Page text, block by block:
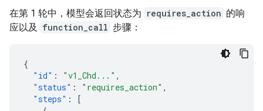
在第 1 轮中，模型会返回状态为 requires_action 的响
应以及
function_call 步骤：
{
"id" : "v1_Chd..." ,
"status" : "requires_action" ,
"steps" :
[